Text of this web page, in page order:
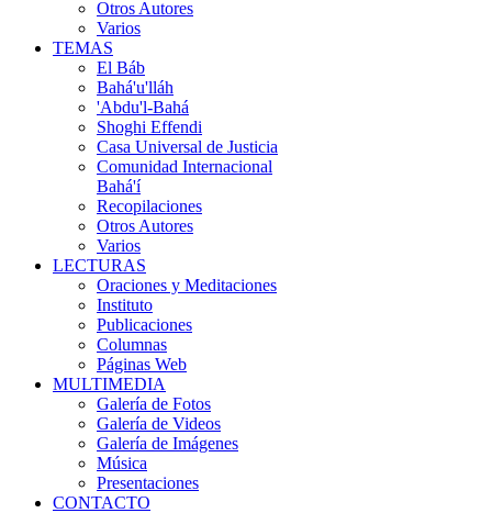
Otros Autores
Varios
TEMAS
El Báb
Bahá'u'lláh
'Abdu'l-Bahá
Shoghi Effendi
Casa Universal de Justicia
Comunidad Internacional
Bahá'í
Recopilaciones
Otros Autores
Varios
LECTURAS
Oraciones y Meditaciones
Instituto
Publicaciones
Columnas
Páginas Web
MULTIMEDIA
Galería de Fotos
Galería de Videos
Galería de Imágenes
Música
Presentaciones
CONTACTO